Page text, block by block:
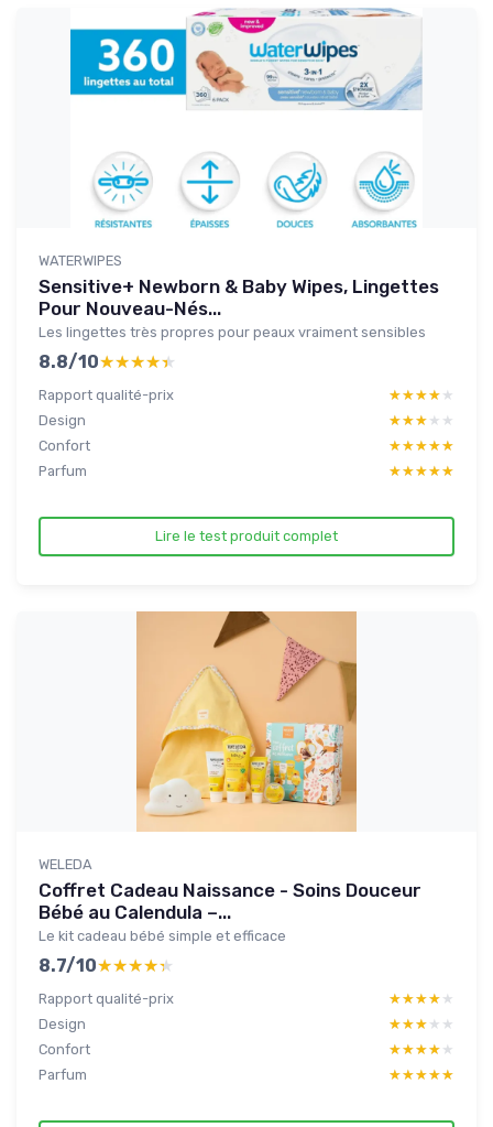
WATERWIPES
Sensitive+ Newborn & Baby Wipes, Lingettes
Pour Nouveau-Nés...
Les lingettes très propres pour peaux vraiment sensibles
8.8/10★★★★★
★★★★★
Rapport qualité-prix ★★★★★
★★★★★
Design
★★★★★
★★★★★
Confort
★★★★★
★★★★★
Parfum
★★★★★
★★★★★
Lire le test produit complet
WELEDA
Coffret Cadeau Naissance - Soins Douceur
Bébé au Calendula –...
Le kit cadeau bébé simple et efficace
8.7/10★★★★★
★★★★★
Rapport qualité-prix ★★★★★
★★★★★
Design
★★★★★
★★★★★
Confort
★★★★★
★★★★★
Parfum
★★★★★
★★★★★